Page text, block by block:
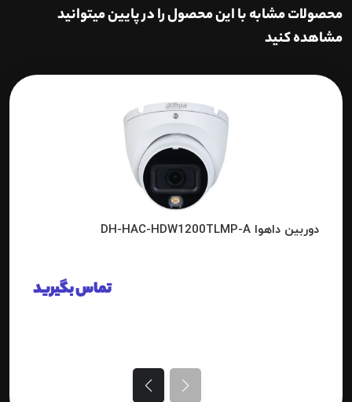
محصولات مشابه با این محصول را در پایین میتوانید
مشاهده کنید
دوربین داهوا DH-HAC-HDW1200TLMP-A
تماس بگیرید